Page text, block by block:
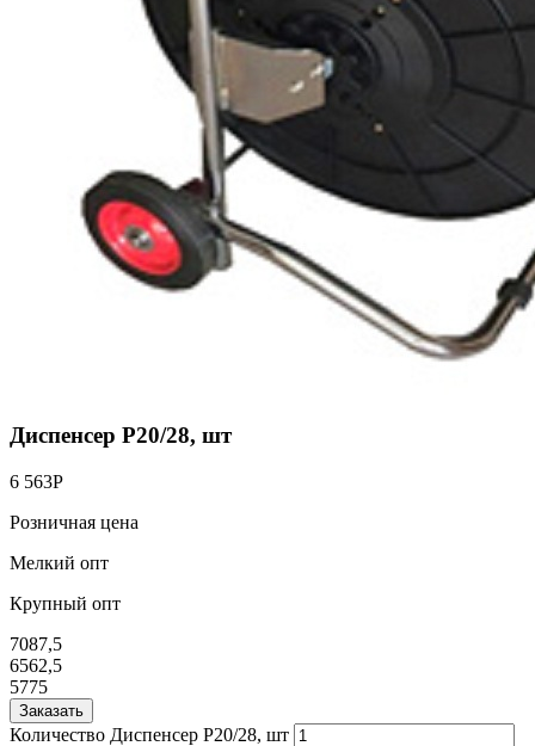
Диспенсер Р20/28, шт
6 563Р
Розничная цена
Мелкий опт
Крупный опт
7087,5
6562,5
5775
Заказать
Количество Диспенсер Р20/28, шт